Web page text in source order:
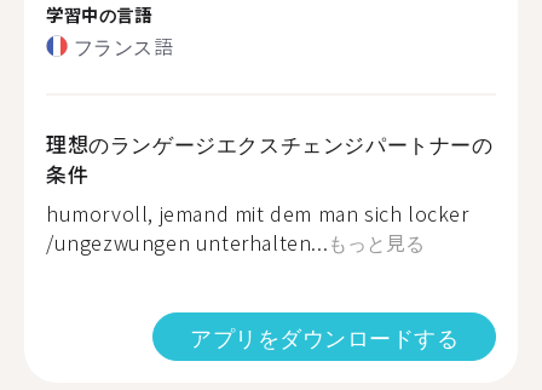
学習中の言語
フランス語
理想のランゲージエクスチェンジパートナーの
条件
humorvoll, jemand mit dem man sich locker
/ungezwungen unterhalten...もっと見る
アプリをダウンロードする